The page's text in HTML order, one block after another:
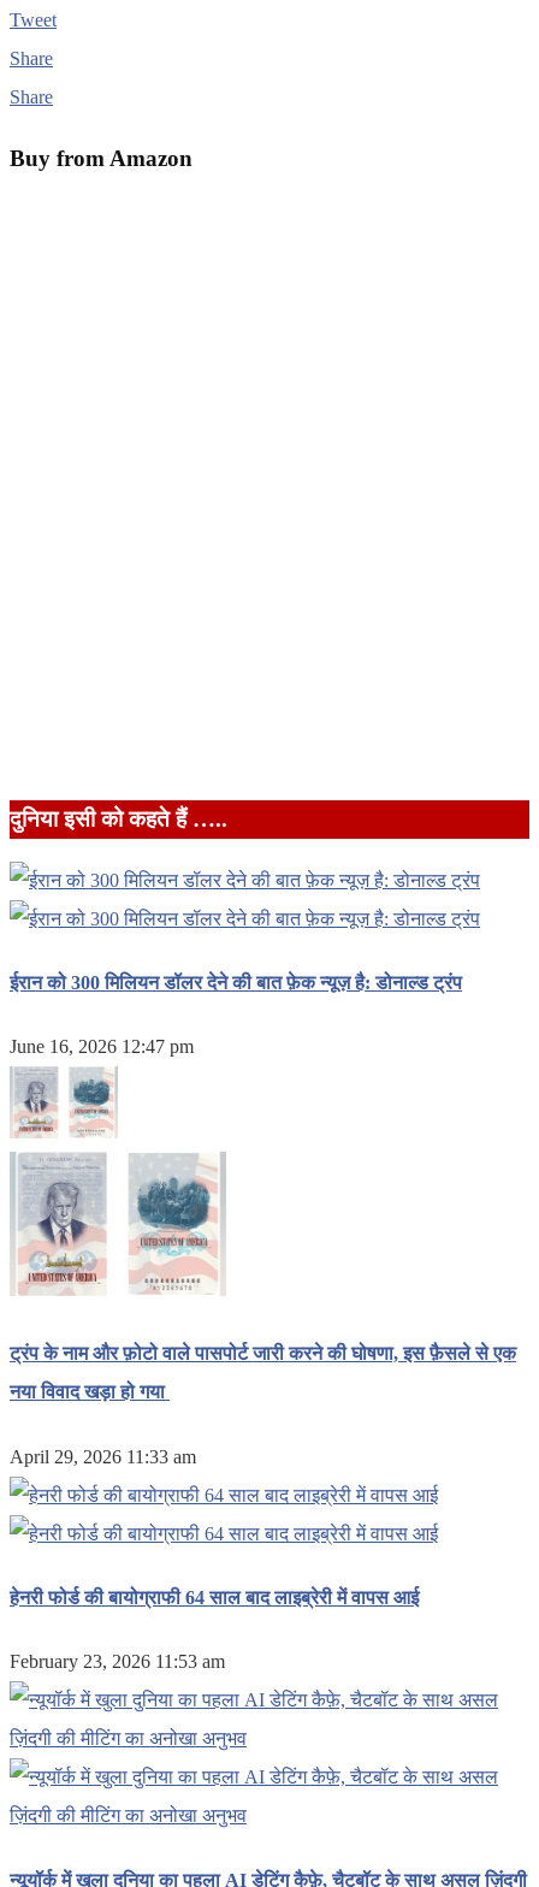
Tweet
Share
Share
Buy from Amazon
दुनिया इसी को कहते हैं …..
ईरान को 300 मिलियन डॉलर देने की बात फ़ेक न्यूज़ है: डोनाल्ड ट्रंप
June 16, 2026 12:47 pm
ट्रंप के नाम और फ़ोटो वाले पासपोर्ट जारी करने की घोषणा, इस फ़ैसले से एक
नया विवाद खड़ा हो गया
April 29, 2026 11:33 am
हेनरी फोर्ड की बायोग्राफी 64 साल बाद लाइब्रेरी में वापस आई
February 23, 2026 11:53 am
न्यूयॉर्क में खुला दुनिया का पहला AI डेटिंग कैफ़े, चैटबॉट के साथ असल ज़िंदगी